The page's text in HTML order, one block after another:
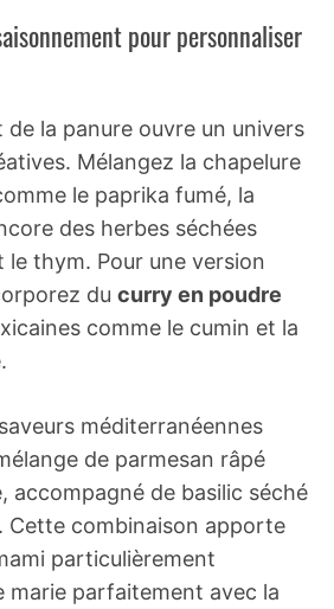
pour personnaliser
de la panure ouvre un univers
Mélangez la chapelure
le paprika fumé, la
des herbes séchées
le thym. Pour une version
du curry en poudre
comme le cumin et la
méditerranéennes
de parmesan râpé
accompagné de basilic séché
Cette combinaison apporte
particulièrement
marie parfaitement avec la